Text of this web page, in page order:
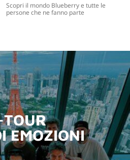
Scopri il mondo Blueberry e tutte le
persone che ne fanno parte
EMOZIONI